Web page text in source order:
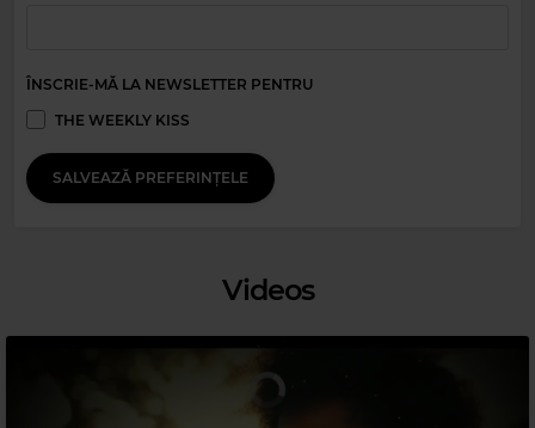
MAGIC PARTY MIX–MAGIC PARTY MIX
ÎNSCRIE-MĂ LA NEWSLETTER PENTRU
THE WEEKLY KISS
SALVEAZĂ PREFERINȚELE
Videos